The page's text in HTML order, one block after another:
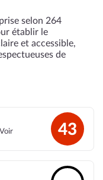
selon 264
établir le
et accessible,
de
43